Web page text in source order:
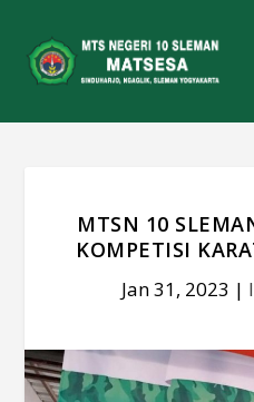
MTSN 10
KOMPETISI
Jan 31, 2023 |